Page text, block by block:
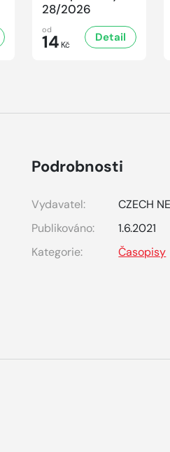
28/2026
od
14 Kč
Detail
Podrobnosti
Vydavatel:
CZECH
Publikováno:
1.6.2021
Kategorie:
Časopisy